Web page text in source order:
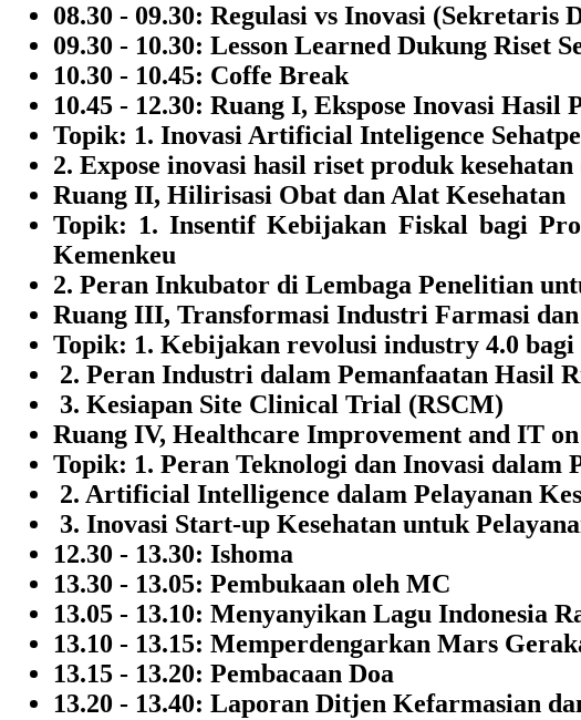
08.30 - 09.30: Regulasi vs Inovasi
09.30 - 10.30: Lesson Learned Dukung
10.30 - 10.45: Coffe Break
10.45 - 12.30: Ruang I, Ekspose Inovasi
Topik: 1. Inovasi Artificial Inteligence
2. Expose inovasi hasil riset produk
Ruang II, Hilirisasi Obat dan Alat Kesehatan
Topik: 1. Insentif Kebijakan Fiskal bagi
Kemenkeu
2. Peran Inkubator di Lembaga Penelitian
Ruang III, Transformasi Industri Farmasi
Topik: 1. Kebijakan revolusi industry 4.0
2. Peran Industri dalam Pemanfaatan Hasil
3. Kesiapan Site Clinical Trial (RSCM)
Ruang IV, Healthcare Improvement and IT
Topik: 1. Peran Teknologi dan Inovasi
2. Artificial Intelligence dalam Pelayanan
3. Inovasi Start-up Kesehatan untuk
12.30 - 13.30: Ishoma
13.30 - 13.05: Pembukaan oleh MC
13.05 - 13.10: Menyanyikan Lagu Indonesia
13.10 - 13.15: Memperdengarkan Mars
13.15 - 13.20: Pembacaan Doa
13.20 - 13.40: Laporan Ditjen Kefarmasian